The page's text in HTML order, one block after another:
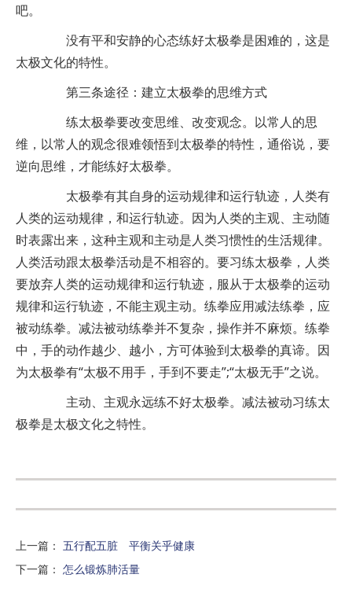
吧。
没有平和安静的心态练好太极拳是困难的，这是
太极文化的特性。
第三条途径：建立太极拳的思维方式
练太极拳要改变思维、改变观念。以常人的思
维，以常人的观念很难领悟到太极拳的特性，通俗说，要
逆向思维，才能练好太极拳。
太极拳有其自身的运动规律和运行轨迹，人类有
人类的运动规律，和运行轨迹。因为人类的主观、主动随
时表露出来，这种主观和主动是人类习惯性的生活规律。
人类活动跟太极拳活动是不相容的。要习练太极拳，人类
要放弃人类的运动规律和运行轨迹，服从于太极拳的运动
规律和运行轨迹，不能主观主动。练拳应用减法练拳，应
被动练拳。减法被动练拳并不复杂，操作并不麻烦。练拳
中，手的动作越少、越小，方可体验到太极拳的真谛。因
为太极拳有“太极不用手，手到不要走”;“太极无手”之说。
主动、主观永远练不好太极拳。减法被动习练太
极拳是太极文化之特性。
上一篇 ： 五行配五脏 平衡关乎健康
下一篇 ： 怎么锻炼肺活量